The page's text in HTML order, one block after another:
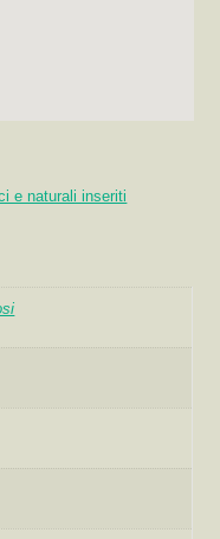
e naturali inseriti